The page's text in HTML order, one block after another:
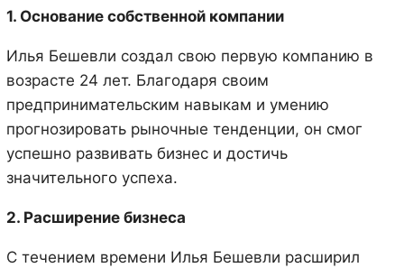
1. Основание собственной компании
Илья Бешевли создал свою первую компанию в
возрасте 24 лет. Благодаря своим
предпринимательским навыкам и умению
прогнозировать рыночные тенденции, он смог
успешно развивать бизнес и достичь
значительного успеха.
2. Расширение бизнеса
С течением времени Илья Бешевли расширил